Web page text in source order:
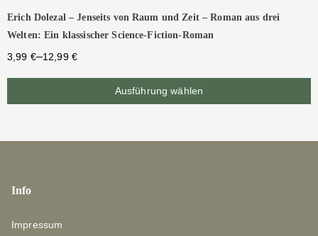
Erich Dolezal – Jenseits von Raum und Zeit – Roman aus drei
Welten: Ein klassischer Science-Fiction-Roman
3,99 €–12,99 €
Ausführung wählen
Info
Impressum